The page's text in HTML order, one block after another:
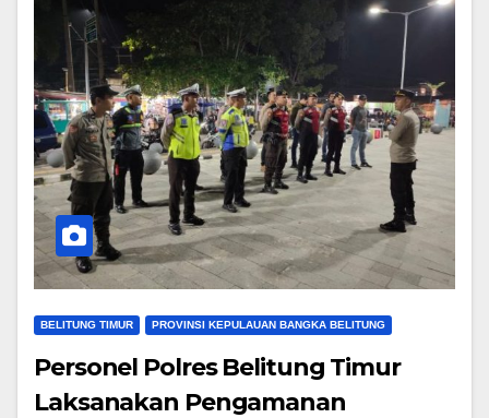
BELITUNG TIMUR PROVINSI KEPULAUAN BANGKA BELITUNG
Personel Polres Belitung Timur
Laksanakan Pengamanan